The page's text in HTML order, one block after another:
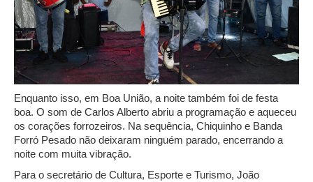
Enquanto isso, em Boa União, a noite também foi de festa
boa. O som de Carlos Alberto abriu a programação e aqueceu
os corações forrozeiros. Na sequência, Chiquinho e Banda
Forró Pesado não deixaram ninguém parado, encerrando a
noite com muita vibração.
Para o secretário de Cultura, Esporte e Turismo, João